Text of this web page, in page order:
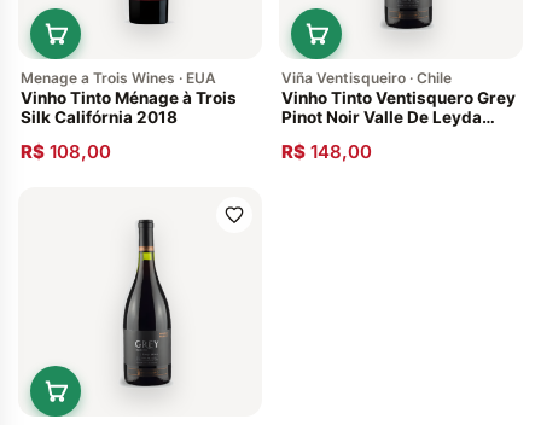
Menage a Trois Wines · EUA
Vinho Tinto Ménage à Trois
Silk Califórnia 2018
R$ 108,00
Viña Ventisqueiro · Chile
Vinho Tinto Ventisquero Grey
Pinot Noir Valle De Leyda
R$ 148,00